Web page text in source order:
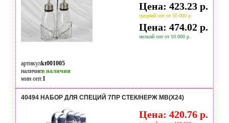
Цена: 423.23 р.
средний опт от 50 000 р.
Цена: 474.02 р.
мелкий опт от 10 000 р.
артикулkt001005
наличиев наличии
мин опт.1
40494 НАБОР ДЛЯ СПЕЦИЙ 7ПР СТЕК/НЕРЖ MB(Х24)
Цена: 420.76 р.